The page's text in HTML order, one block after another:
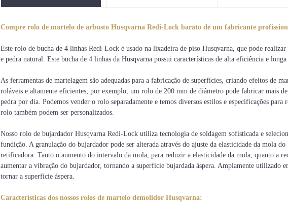
Compre rolo de martelo de arbusto Husqvarna Redi-Lock barato de um fabricante
Este rolo de bucha de 4 linhas Redi-Lock é usado na lixadeira de piso Husqvarna, que pode realizar
e pedra natural. Este bucha de 4 linhas da Husqvarna possui características de alta eficiência e
As ferramentas de martelagem são adequadas para a fabricação de superfícies, criando efeitos de
roláveis ​​e altamente eficientes; por exemplo, um rolo de 200 mm de diâmetro pode fabricar mais
pedra por dia. Podemos vender o rolo separadamente e temos diversos estilos e especificações
rolo também podem ser personalizados.
Nosso rolo de bujardador Husqvarna Redi-Lock utiliza tecnologia de soldagem sofisticada e
fundição. A granulação do bujardador pode ser alterada através do ajuste da elasticidade da mola
retificadora. Tanto o aumento do intervalo da mola, para reduzir a elasticidade da mola, quanto a
aumentar a vibração do bujardador, tornando a superfície bujardada áspera. Amplamente utilizado
tornar a superfície áspera.
Características dos nossos rolos de martelo demolidor Husqvarna: